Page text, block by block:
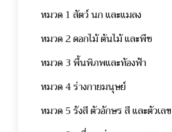
หมวด 1 สัตว์ นก และแมลง
หมวด 2 ดอกไม้ ต้นไม้ และพืช
หมวด 3 พื้นพิภพและท้องฟ้า
หมวด 4 ร่างกายมนุษย์
หมวด 5 รังสี ตัวอักษร สี และตัวเลข